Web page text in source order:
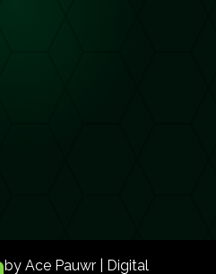
Ace Pauwr | Digital